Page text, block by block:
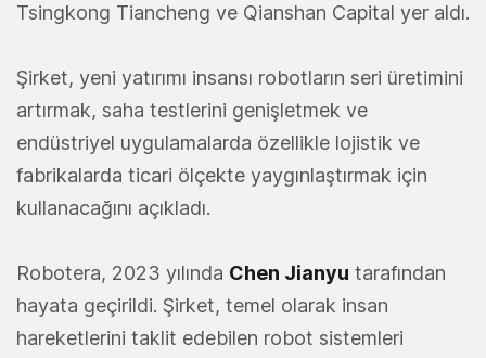
Tsingkong Tiancheng ve Qianshan Capital yer aldı.
Şirket, yeni yatırımı insansı robotların seri üretimini
artırmak, saha testlerini genişletmek ve
endüstriyel uygulamalarda özellikle lojistik ve
fabrikalarda ticari ölçekte yaygınlaştırmak için
kullanacağını açıkladı.
Robotera, 2023 yılında Chen Jianyu tarafından
hayata geçirildi. Şirket, temel olarak insan
hareketlerini taklit edebilen robot sistemleri